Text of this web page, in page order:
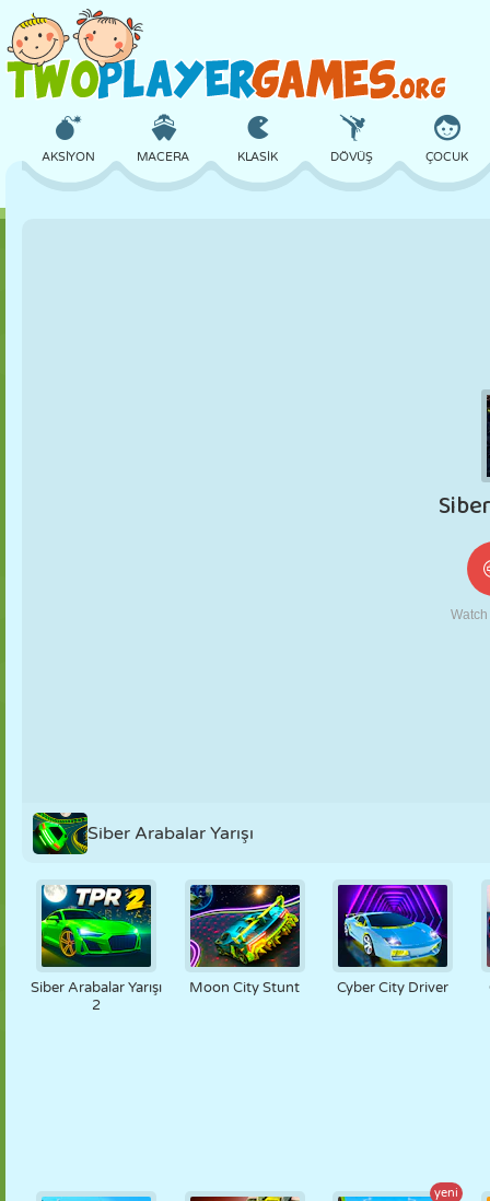
AKSIYON MACERA KLASIK DÖVÜŞ ÇOCUK
ROBOT
Siber Arabalar Yarışı
Siber Arabalar Yarışı
2
Moon City Stunt Cyber City Driver
yeni